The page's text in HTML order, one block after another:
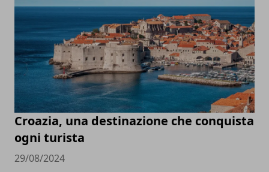
Croazia, una destinazione che conquista
ogni turista
29/08/2024